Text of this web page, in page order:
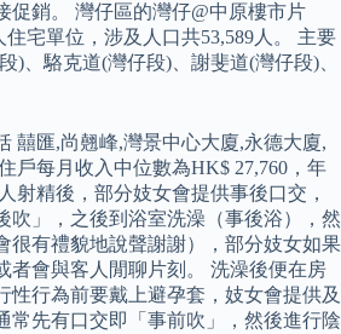
促銷。 灣仔區的灣仔@中原樓市片
住宅單位，涉及人口共53,589人。 主要
)、駱克道(灣仔段)、謝斐道(灣仔段)、
囍匯,尚翹峰,灣景中心大廈,永德大廈,
戶每月收入中位數為HK$ 27,760，年
射精後，部分妓女會提供事後口交，
吹」，之後到浴室洗澡（事後浴），然
很有禮貌地說聲謝謝），部分妓女如果
者會與客人閒聊片刻。 洗澡後便在房
性行為前要戴上避孕套，妓女會提供及
常先有口交即「事前吹」，然後進行陰